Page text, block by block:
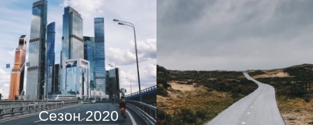
Сезон 2020